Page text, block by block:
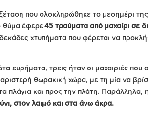
που ολοκληρώθηκε το μεσημέρι
θύμα έφερε45 τραύματα από μαχαίρι σε
χτυπήματα που φέρεται να
ευρήματα, τρεις ήταν οι μαχαιριές
θωρακική χώρα, με τη μία να
πλάγια και προς την πλάτη. Παράλληλα,
στον λαιμό και στα άνω άκρα.